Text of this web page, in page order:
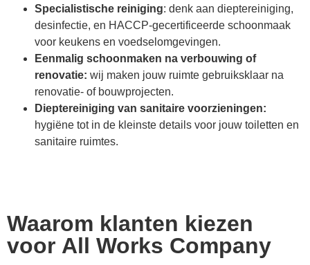
Specialistische reiniging: denk aan dieptereiniging,
desinfectie, en HACCP-gecertificeerde schoonmaak
voor keukens en voedselomgevingen.
Eenmalig schoonmaken na verbouwing of
renovatie: wij maken jouw ruimte gebruiksklaar na
renovatie- of bouwprojecten.
Dieptereiniging van sanitaire voorzieningen:
hygiëne tot in de kleinste details voor jouw toiletten en
sanitaire ruimtes.
Waarom klanten kiezen
voor All Works Company